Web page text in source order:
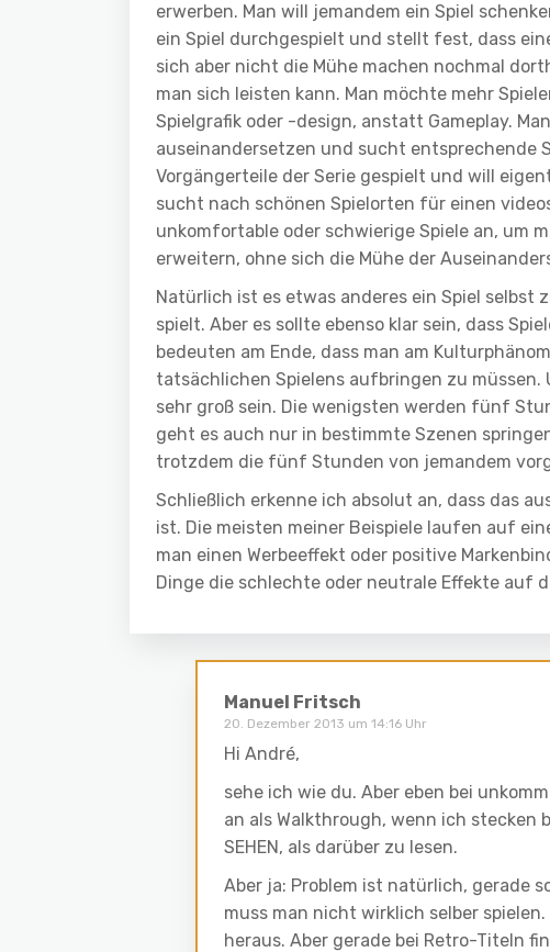
erwerben. Man will jemandem ein Spiel
ein Spiel durchgespielt und stellt fest, dass
sich aber nicht die Mühe machen nochmal
man sich leisten kann. Man möchte mehr
Spielgrafik oder -design, anstatt Gameplay.
auseinandersetzen und sucht entsprechende
Vorgängerteile der Serie gespielt und will
sucht nach schönen Spielorten für einen
unkomfortable oder schwierige Spiele an, um
erweitern, ohne sich die Mühe der
Natürlich ist es etwas anderes ein Spiel selbst
spielt. Aber es sollte ebenso klar sein, dass
bedeuten am Ende, dass man am
tatsächlichen Spielens aufbringen zu
sehr groß sein. Die wenigsten werden fünf
geht es auch nur in bestimmte Szenen
trotzdem die fünf Stunden von jemandem
Schließlich erkenne ich absolut an, dass das
ist. Die meisten meiner Beispiele laufen auf
man einen Werbeeffekt oder positive
Dinge die schlechte oder neutrale Effekte auf
Manuel Fritsch
20. Dezember 2013 um 14:16 Uhr
Hi André,
sehe ich wie du. Aber eben bei
an als Walkthrough, wenn ich
SEHEN, als darüber zu lesen.
Aber ja: Problem ist natürlich, gerade
muss man nicht wirklich selber
heraus. Aber gerade bei Retro-Titeln